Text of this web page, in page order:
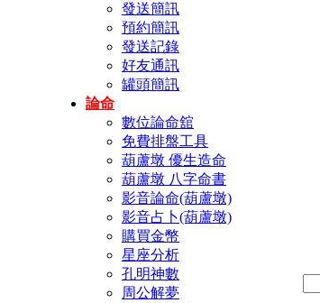
發送簡訊
預約簡訊
發送記錄
好友通訊
罐頭簡訊
論命
數位論命舘
免費排盤工具
葫蘆墩 優生造命
葫蘆墩 八字命書
影音論命(葫蘆墩)
影音占卜(葫蘆墩)
購買金幣
星座分析
孔明神數
周公解夢